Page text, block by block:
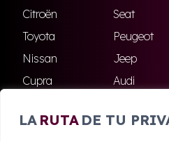
LA RUTA DE TU
Citroën
Seat
Toyota
Peugeot
Nissan
Jeep
Cupra
Audi
Skoda
Ford